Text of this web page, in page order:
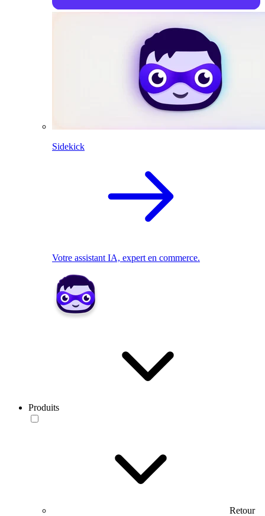
Sidekick
Votre assistant IA, expert en commerce.
Produits
Retour